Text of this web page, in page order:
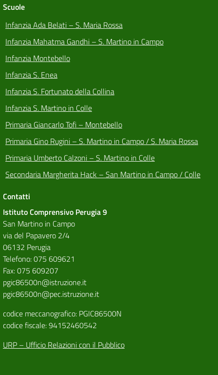
Scuole
Infanzia Ada Belati – S. Maria Rossa
Infanzia Mahatma Gandhi – S. Martino in Campo
Infanzia Montebello
Infanzia S. Enea
Infanzia S. Fortunato della Collina
Infanzia S. Martino in Colle
Primaria Giancarlo Tofi – Montebello
Primaria Gino Rugini – S. Martino in Campo / S. Maria Rossa
Primaria Umberto Calzoni – S. Martino in Colle
Secondaria Margherita Hack – San Martino in Campo / Colle
Contatti
Istituto Comprensivo Perugia 9
San Martino in Campo
via del Papavero 2/4
06132 Perugia
Telefono: 075 609621
Fax: 075 609207
pgic86500n@istruzione.it
pgic86500n@pec.istruzione.it
codice meccanografico: PGIC86500N
codice fiscale: 94152460542
URP – Ufficio Relazioni con il Pubblico